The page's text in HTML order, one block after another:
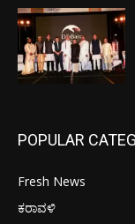
POPULAR
Fresh News
ಕರಾವಳಿ